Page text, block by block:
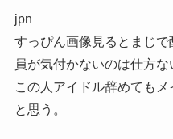
jpn
すっぴん画像見るとまじ
員が気付かないのは仕方な
この人アイドル辞めても
と思う。